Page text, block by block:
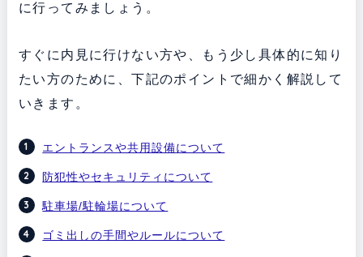
に行ってみましょう。
すぐに内見に行けない方や、もう少し具体的に知り
たい方のために、下記のポイントで細かく解説して
いきます。
エントランスや共用設備について
防犯性やセキュリティについて
駐車場/駐輪場について
ゴミ出しの手間やルールについて